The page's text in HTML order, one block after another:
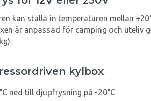
kan ställa in temperaturen mellan
är anpassad för camping och
kylbox
ned till djupfrysning på -20°C